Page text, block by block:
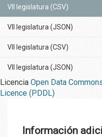
VII legislatura (CSV)
VII legislatura (JSON)
VII legislatura (CSV)
VII legislatura (JSON)
Licencia Open Data
Licence (PDDL)
Información